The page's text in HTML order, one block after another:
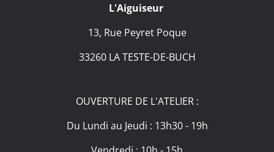
L'Aiguiseur
13, Rue Peyret Poque
33260 LA TESTE-DE-BUCH
OUVERTURE DE L'ATELIER :
Du Lundi au Jeudi : 13h30 - 19h